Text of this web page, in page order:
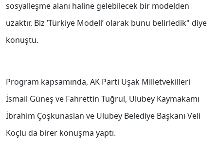
sosyalleşme alanı haline gelebilecek bir modelden
uzaktır. Biz ’Türkiye Modeli’ olarak bunu belirledik" diye
konuştu.
Program kapsamında, AK Parti Uşak Milletvekilleri
İsmail Güneş ve Fahrettin Tuğrul, Ulubey Kaymakamı
İbrahim Çoşkunaslan ve Ulubey Belediye Başkanı Veli
Koçlu da birer konuşma yaptı.